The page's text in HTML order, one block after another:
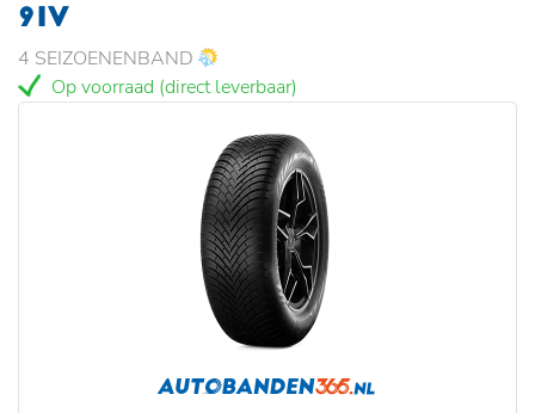
91V
4 SEIZOENENBAND
Op voorraad (direct leverbaar)